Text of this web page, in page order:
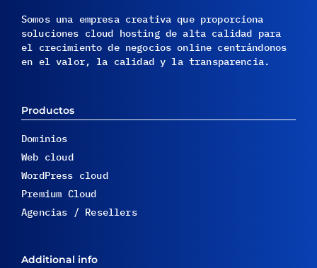
Somos una empresa creativa que proporciona
soluciones cloud hosting de alta calidad para
el crecimiento de negocios online centrándonos
en el valor, la calidad y la transparencia.
Productos
Dominios
Web cloud
WordPress cloud
Premium Cloud
Agencias / Resellers
Additional info